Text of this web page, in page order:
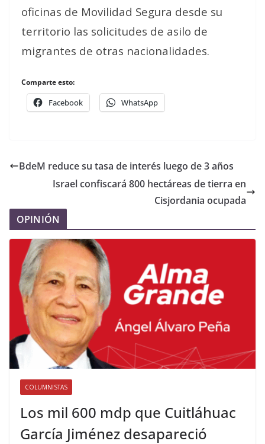
oficinas de Movilidad Segura desde su
territorio las solicitudes de asilo de
migrantes de otras nacionalidades.
Comparte esto:
Facebook WhatsApp
BdeM reduce su tasa de interés luego de 3 años
Israel confiscará 800 hectáreas de tierra en
Cisjordania ocupada
OPINIÓN
COLUMNISTAS
Los mil 600 mdp que Cuitláhuac
García Jiménez desapareció